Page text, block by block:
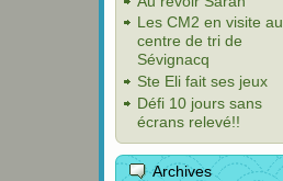
Les CM2 en visite au
centre de tri de
Sévignacq
Ste Eli fait ses jeux
Défi 10 jours sans
écrans relevé!!
Archives